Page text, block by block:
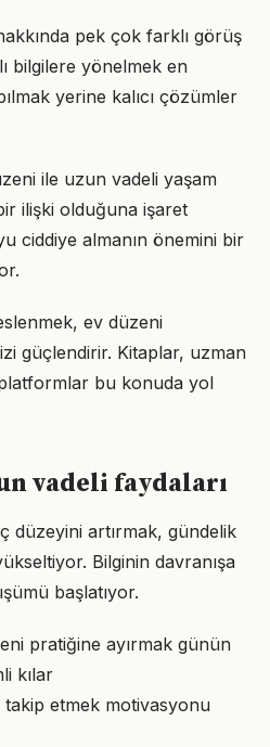
pek çok farklı görüş
bilgilere yönelmek en
yerine kalıcı çözümler
ile uzun vadeli yaşam
ilişki olduğuna işaret
ciddiye almanın önemini bir
ev düzeni
güçlendirir. Kitaplar, uzman
bu konuda yol
vadeli faydaları
düzeyini artırmak, gündelik
Bilginin davranışa
başlatıyor.
pratiğine ayırmak günün
kılar
etmek motivasyonu